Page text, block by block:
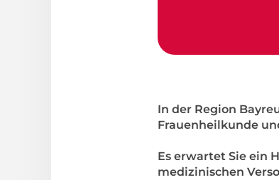
In der Region
Frauenheilkunde
Es erwartet Sie ein
medizinischen